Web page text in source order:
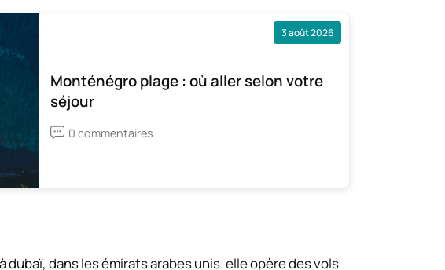
3 août 2026
Monténégro plage : où aller selon votre
séjour
0 commentaires
dans les émirats arabes unis. elle opère des vols